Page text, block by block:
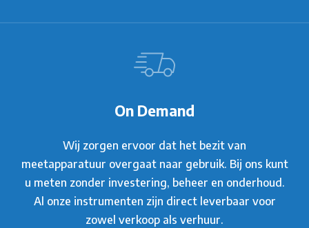
On Demand
Wij zorgen ervoor dat het bezit van
meetapparatuur overgaat naar gebruik. Bij ons kunt
u meten zonder investering, beheer en onderhoud.
Al onze instrumenten zijn direct leverbaar voor
zowel verkoop als verhuur.